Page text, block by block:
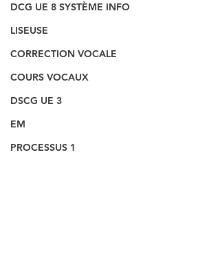
DCG UE 8 SYSTÈME INFO
LISEUSE
CORRECTION VOCALE
COURS VOCAUX
DSCG UE 3
EM
PROCESSUS 1